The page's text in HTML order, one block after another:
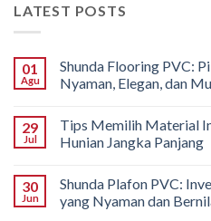
LATEST POSTS
01
Agu
Shunda Flooring PVC:
Nyaman, Elegan, dan
29
Jul
Tips Memilih Material
Hunian Jangka Panjang
30
Jun
Shunda Plafon PVC:
yang Nyaman dan